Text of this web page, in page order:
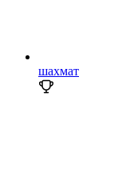
шахмат